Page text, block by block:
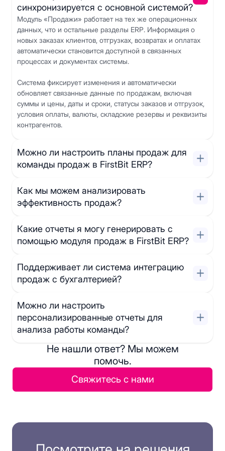
синхронизируется с основной системой?
Модуль «Продажи» работает на тех же операционных
данных, что и остальные разделы ERP. Информация о
новых заказах клиентов, отгрузках, возвратах и оплатах
автоматически становится доступной в связанных
процессах и документах системы.
Система фиксирует изменения и автоматически
обновляет связанные данные по продажам, включая
суммы и цены, даты и сроки, статусы заказов и отгрузок,
условия оплаты, валюты, складские резервы и реквизиты
контрагентов.
Можно ли настроить планы продаж для
команды продаж в FirstBit ERP?
Как мы можем анализировать
эффективность продаж?
Какие отчеты я могу генерировать с
помощью модуля продаж в FirstBit ERP?
Поддерживает ли система интеграцию
продаж с бухгалтерией?
Можно ли настроить
персонализированные отчеты для
анализа работы команды?
Не нашли ответ? Мы можем
помочь.
Свяжитесь с нами